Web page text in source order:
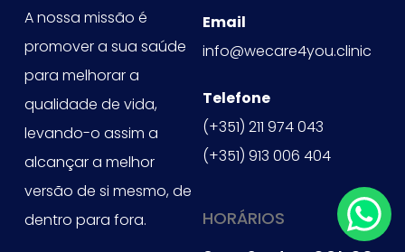
A nossa missão é
promover a sua saúde
para melhorar a
qualidade de vida,
levando-o assim a
alcançar a melhor
versão de si mesmo, de
dentro para fora.
Email
info@wecare4you.clinic
Telefone
(+351) 211 974 043
(+351) 913 006 404
HORÁRIOS